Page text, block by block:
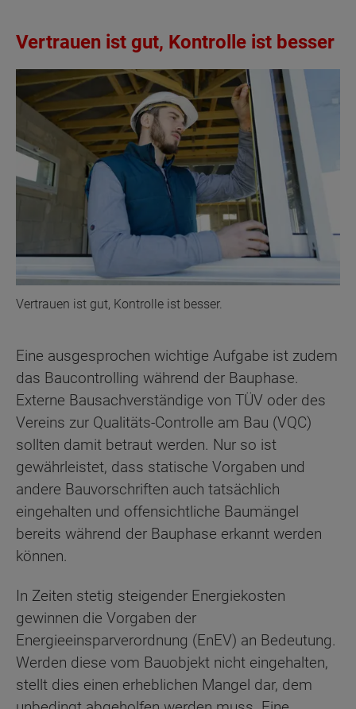
Vertrauen ist gut, Kontrolle ist besser
Vertrauen ist gut, Kontrolle ist besser.
Eine ausgesprochen wichtige Aufgabe ist zudem
das Baucontrolling während der Bauphase.
Externe Bausachverständige von TÜV oder des
Vereins zur Qualitäts-Controlle am Bau (VQC)
sollten damit betraut werden. Nur so ist
gewährleistet, dass statische Vorgaben und
andere Bauvorschriften auch tatsächlich
eingehalten und offensichtliche Baumängel
bereits während der Bauphase erkannt werden
können.
In Zeiten stetig steigender Energiekosten
gewinnen die Vorgaben der
Energieeinsparverordnung (EnEV) an Bedeutung.
Werden diese vom Bauobjekt nicht eingehalten,
stellt dies einen erheblichen Mangel dar, dem